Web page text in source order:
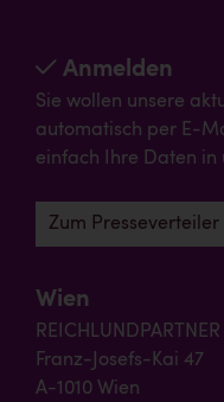
Anmelden
Sie wollen unsere
automatisch per E-
einfach Ihre Daten in
Zum Presseverteiler
Wien
REICHLUNDPARTNER
Franz-Josefs-Kai 47
A-1010 Wien